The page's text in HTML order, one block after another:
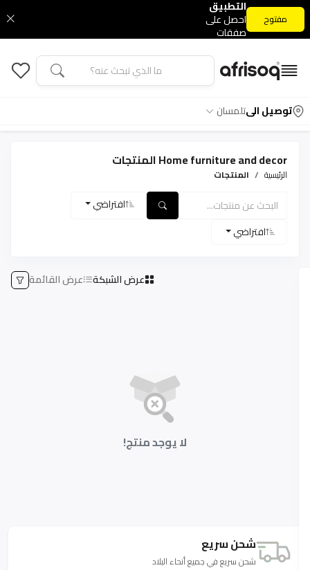
التطبيق
احصل على
صفقات
الحصرية
مفتوح
توصيل الىتلمسان
Home furniture and decor المنتجات
الرئيسية المنتجات
افتراضي
افتراضي
عرض الشبكة عرض القائمة
لا يوجد منتج!
شحن سريع
شحن سريع في جميع أنحاء البلاد